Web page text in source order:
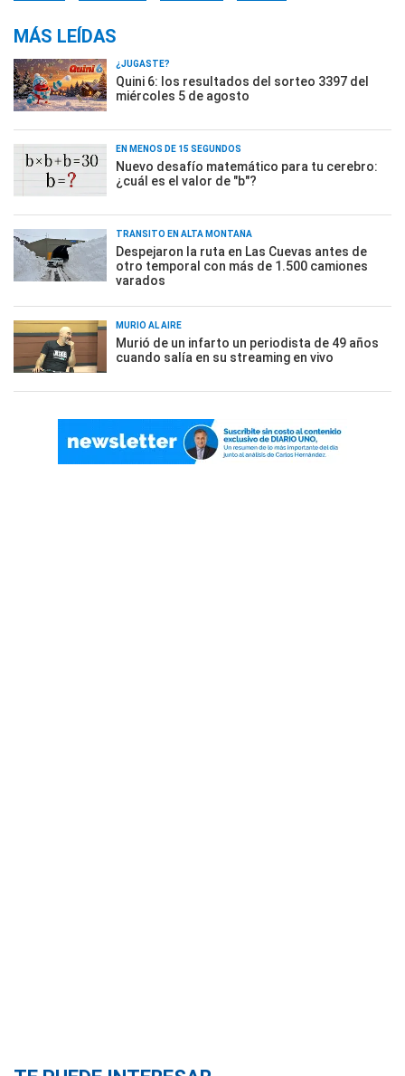
MÁS LEÍDAS
¿JUGASTE?
Quini 6: los resultados del sorteo 3397 del
miércoles 5 de agosto
EN MENOS DE 15 SEGUNDOS
Nuevo desafío matemático para tu cerebro:
¿cuál es el valor de "b"?
TRÁNSITO EN ALTA MONTAÑA
Despejaron la ruta en Las Cuevas antes de
otro temporal con más de 1.500 camiones
varados
MURIÓ AL AIRE
Murió de un infarto un periodista de 49 años
cuando salía en su streaming en vivo